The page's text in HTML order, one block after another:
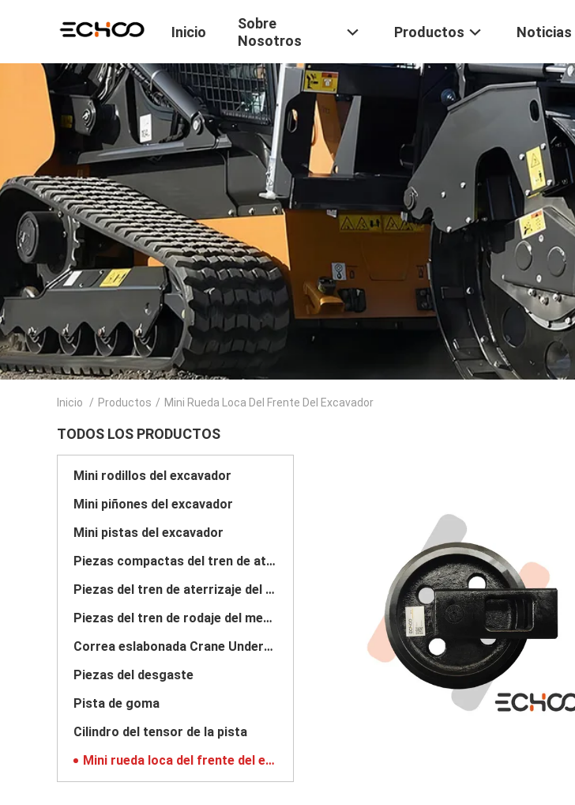
Inicio
Sobre
Nosotros
Productos Noticias
Inicio / Productos / Mini Rueda Loca Del Frente Del Excavador
TODOS LOS PRODUCTOS
Mini rodillos del excavador
Mini piñones del excavador
Mini pistas del excavador
Piezas compactas del tren de aterrizaje del cargador de la pista
Piezas del tren de aterrizaje del dormilón
Piezas del tren de rodaje del mercado de accesorios
Correa eslabonada Crane Undercarriage Parts
Piezas del desgaste
Pista de goma
Cilindro del tensor de la pista
Mini rueda loca del frente del excavador